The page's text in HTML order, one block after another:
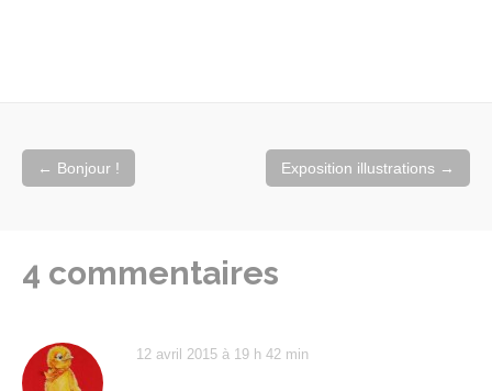
Navigation
de
← Bonjour ! Exposition illustrations →
4 commentaires
12 avril 2015 à 19 h 42 min